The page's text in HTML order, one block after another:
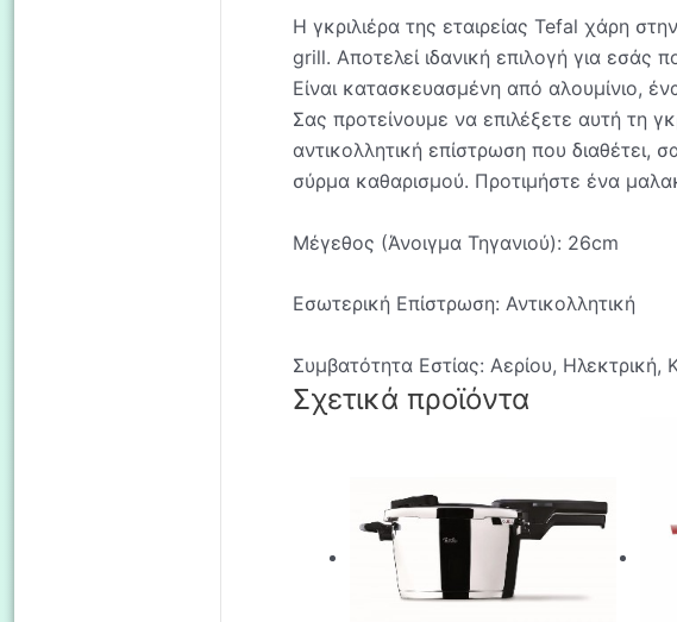
Η γκριλιέρα της εταιρείας Tefal χάρη
grill. Αποτελεί ιδανική επιλογή για εσάς
Είναι κατασκευασμένη από αλουμίνιο,
Σας προτείνουμε να επιλέξετε αυτή τη
αντικολλητική επίστρωση που
σύρμα καθαρισμού. Προτιμήστε ένα
Μέγεθος (Άνοιγμα Τηγανιού): 26cm
Εσωτερική Επίστρωση: Αντικολλητική
Συμβατότητα Εστίας: Αερίου, Ηλεκτρική,
Σχετικά προϊόντα